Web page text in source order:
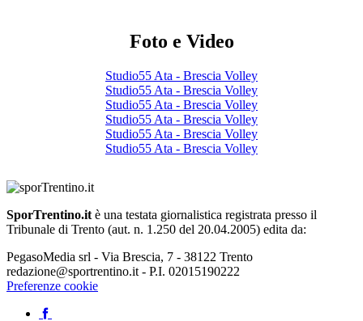
Foto e Video
Studio55 Ata - Brescia Volley
Studio55 Ata - Brescia Volley
Studio55 Ata - Brescia Volley
Studio55 Ata - Brescia Volley
Studio55 Ata - Brescia Volley
Studio55 Ata - Brescia Volley
SporTrentino.it è una testata giornalistica registrata presso il
Tribunale di Trento (aut. n. 1.250 del 20.04.2005) edita da:
PegasoMedia srl - Via Brescia, 7 - 38122 Trento
redazione@sportrentino.it - P.I. 02015190222
Preferenze cookie